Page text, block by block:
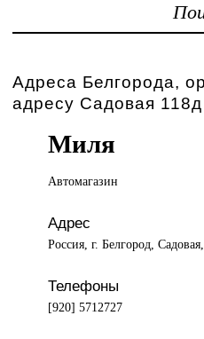
Адреса Белгорода,
адресу Садовая 118д
Миля
Автомагазин
Адрес
Россия, г. Белгород,
Телефоны
[920] 5712727